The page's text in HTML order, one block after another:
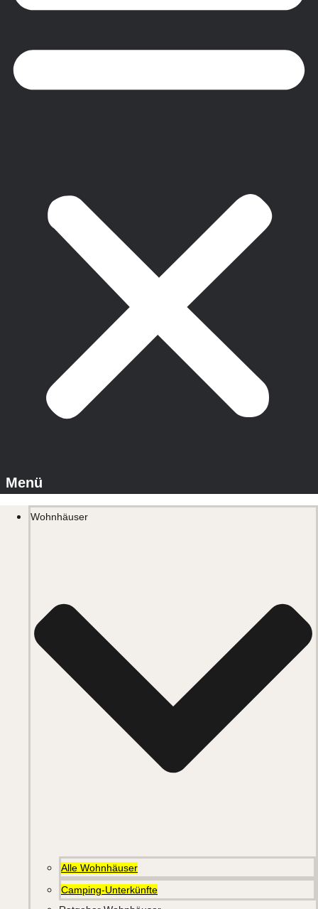
Wohnhäuser
Alle Wohnhäuser
Camping-Unterkünfte